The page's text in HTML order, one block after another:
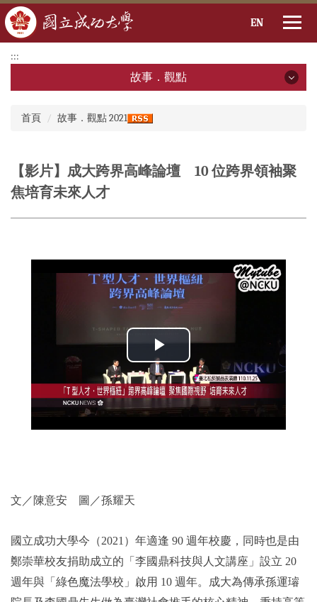
到
要
EN
:::
故事．觀點
2025年
2024年
首頁
故事．觀點 2021
【影片】成大跨界高峰論壇 10 位跨界領袖聚
焦培育未來人才
文／陳意安 圖／孫耀天
國立成功大學今（2021）年適逢 90 週年校慶，同時也是由
鄭崇華校友捐助成立的「李國鼎科技與人文講座」設立 20
週年與「綠色魔法學校」啟用 10 週年。成大為傳承孫運璿